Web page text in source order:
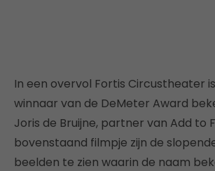
In een overvol Fortis Circustheater
winnaar van de DeMeter Award
Joris de Bruijne, partner van Add to
bovenstaand filmpje zijn de
beelden te zien waarin de naam